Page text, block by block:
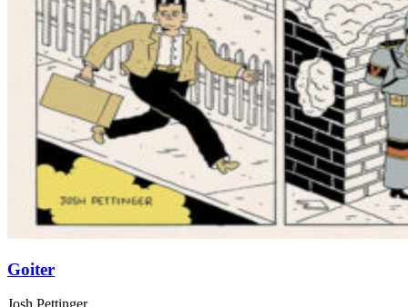
Goiter